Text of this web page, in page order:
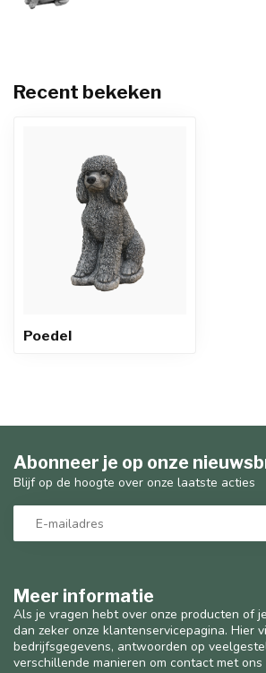
Recent bekeken
Poedel
Meer informatie
Als je vragen hebt over onze producten of
dan zeker onze klantenservicepagina. Hier
bedrijfsgegevens, antwoorden op
verschillende manieren om contact met ons
Abonneer je op onze
Blijf op de hoogte over onze laatste acties